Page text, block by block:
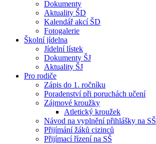
Dokumenty
Aktuality ŠD
Kalendář akcí ŠD
Fotogalerie
Školní jídelna
Jídelní lístek
Dokumenty ŠJ
Aktuality ŠJ
Pro rodiče
Zápis do 1. ročníku
Poradenství při poruchách učení
Zájmové kroužky
Atletický kroužek
Návod na vyplnění přihlášky na SŠ
Přijímání žáků cizinců
Přijímací řízení na SŠ